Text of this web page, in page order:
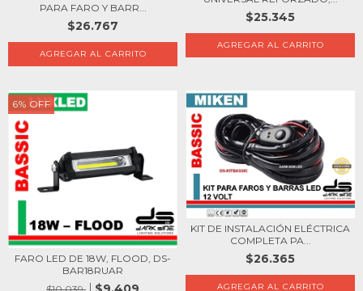
PARA FARO Y BARR...
$26.767
$25.345
6% OFF
FARO LED DE 18W, FLOOD, DS-
BAR18RUAR
KIT DE INSTALACIÓN ELÉCTRICA
COMPLETA PA...
$26.365